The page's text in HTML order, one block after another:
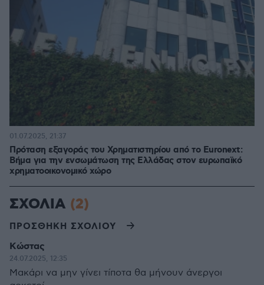
Πρόταση εξαγοράς του Χρηματιστηρίου από το Euronext:
Βήμα για την ενσωμάτωση της Ελλάδας στον ευρωπαϊκό
χρηματοοικονομικό χώρο
01.07.2025, 21:37
ΣΧΟΛΙΑ (2)
ΠΡΟΣΘΗΚΗ ΣΧΟΛΙΟΥ
Κώστας
24.07.2025, 12:35
Μακάρι να μην γίνει τίποτα θα μήνουν άνεργοι